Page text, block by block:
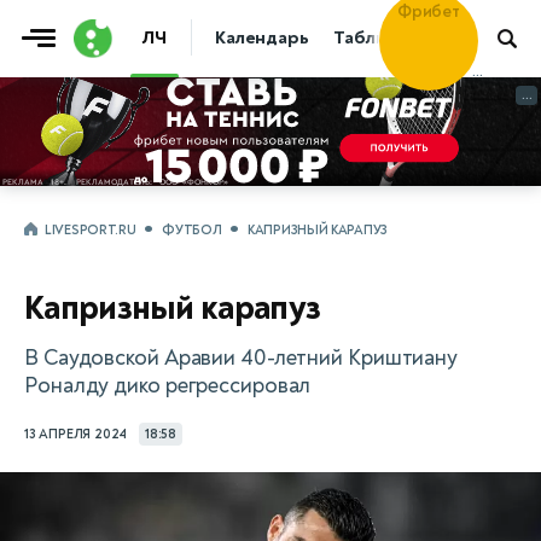
ЛЧ Календарь Таблица Прогнозы
...
...
LIVESPORT.RU ФУТБОЛ КАПРИЗНЫЙ КАРАПУЗ
Капризный карапуз
В Саудовской Аравии 40-летний Криштиану
Роналду дико регрессировал
13 АПРЕЛЯ 2024 18:58